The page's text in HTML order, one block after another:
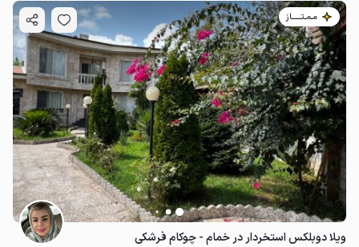
مـمـتــــــاز
ویلا دوبلکس استخردار در خمام - چوکام فرشکی